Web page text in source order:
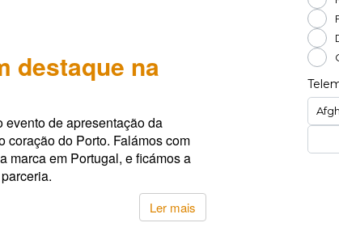
destaque na
de apresentação da
coração do Porto. Falámos com
marca em Portugal, e ficámos a
Ler mais